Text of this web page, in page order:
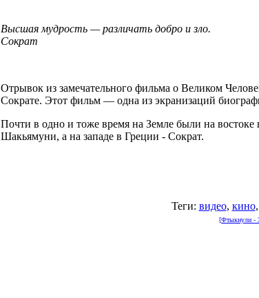
Высшая мудрость — различать добро и зло.
Сократ
Отрывок из замечательного фильма о Великом
Сократе. Этот фильм — одна из экранизаций
Почти в одно и тоже время на Земле были на
Шакьямуни, а на западе в Греции - Сократ.
Теги: видео, кино,
[Фтыкнули -